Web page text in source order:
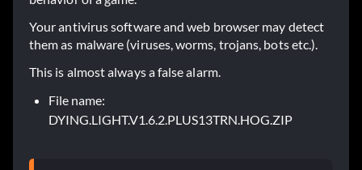
Your antivirus software and web browser may detect
them as malware (viruses, worms, trojans, bots etc.).
This is almost always a false alarm.
File name:
DYING.LIGHT.V1.6.2.PLUS13TRN.HOG.ZIP